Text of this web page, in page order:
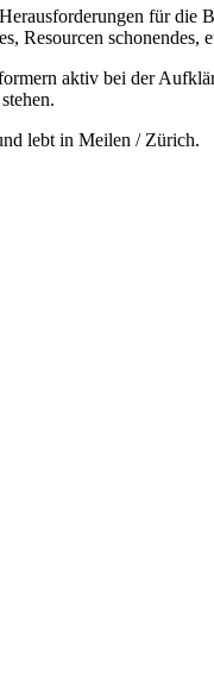
für die
Resourcen schonendes,
aktiv bei der
lebt in Meilen / Zürich.